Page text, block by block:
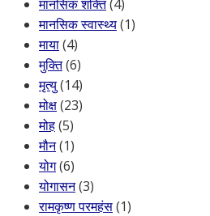
मानसिक शक्ति(4)
मानसिक स्वास्थ्य(1)
माया(4)
मुक्ति(6)
मृत्यु(14)
मोक्ष(23)
मोह(5)
मौन(1)
योग(6)
योगासन(3)
रामकृष्ण परमहंस(1)